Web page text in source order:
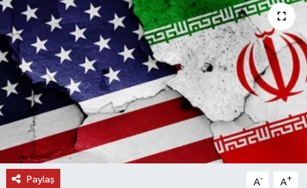
Paylaş A- A+
EĞİTİM
TURİZM
RÖPORTAJ
VİDEO HABERLER
YAZARLAR